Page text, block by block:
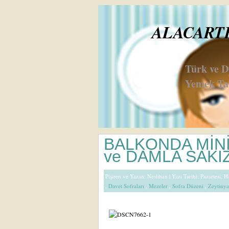
Türk ve
Yemek
BALKONDA
ve DAMLA
Pişiren ve Yazan: Neslihan | Yazı Tarihi: Pazartesi,
, Davet Sofraları , Mezeler , Sofra Düzeni ,